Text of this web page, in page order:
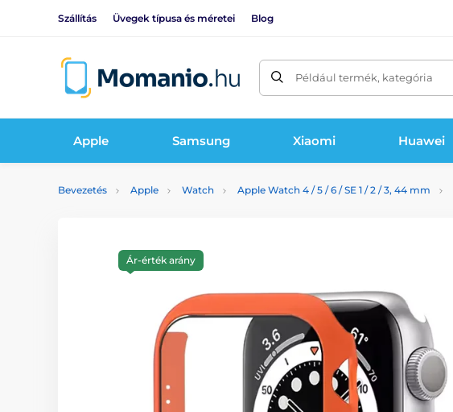
Szállítás Üvegek típusa és méretei Blog
Például termék, kategória
Apple Samsung Xiaomi Huawei
Bevezetés Apple Watch Apple Watch 4 / 5 / 6 / SE 1 / 2 / 3, 44 mm
Ár-érték arány